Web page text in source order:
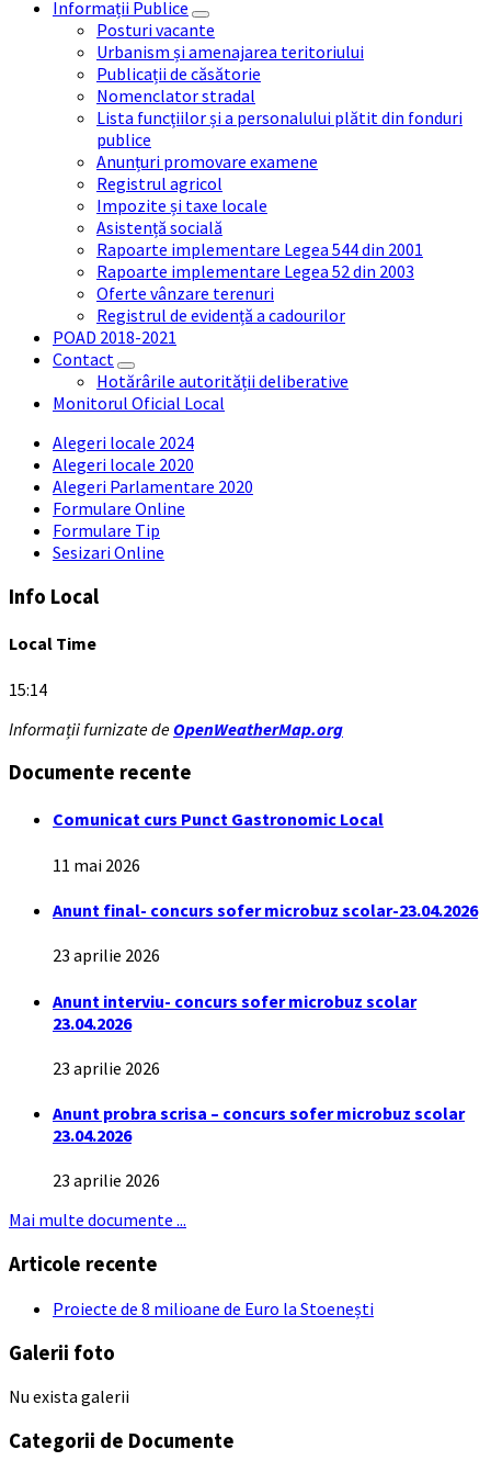
Informații Publice
Posturi vacante
Urbanism și amenajarea teritoriului
Publicații de căsătorie
Nomenclator stradal
Lista funcțiilor și a personalului plătit din fonduri
publice
Anunțuri promovare examene
Registrul agricol
Impozite și taxe locale
Asistență socială
Rapoarte implementare Legea 544 din 2001
Rapoarte implementare Legea 52 din 2003
Oferte vânzare terenuri
Registrul de evidență a cadourilor
POAD 2018-2021
Contact
Hotărârile autorității deliberative
Monitorul Oficial Local
Alegeri locale 2024
Alegeri locale 2020
Alegeri Parlamentare 2020
Formulare Online
Formulare Tip
Sesizari Online
Info Local
Local Time
15:14
Informații furnizate de OpenWeatherMap.org
Documente recente
Comunicat curs Punct Gastronomic Local
11 mai 2026
Anunt final- concurs sofer microbuz scolar-23.04.2026
23 aprilie 2026
Anunt interviu- concurs sofer microbuz scolar
23.04.2026
23 aprilie 2026
Anunt probra scrisa – concurs sofer microbuz scolar
23.04.2026
23 aprilie 2026
Mai multe documente ...
Articole recente
Proiecte de 8 milioane de Euro la Stoenești
Galerii foto
Nu exista galerii
Categorii de Documente